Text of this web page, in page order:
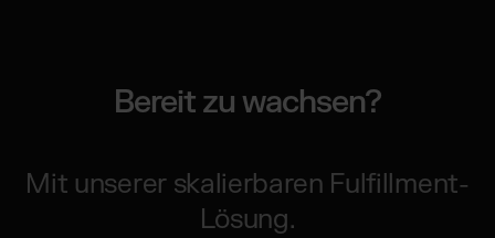
Bereit zu wachsen?
Mit unserer skalierbaren Fulfillment-
Lösung.